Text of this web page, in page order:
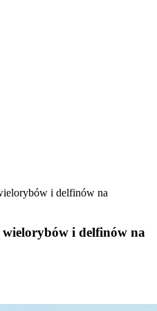
i delfinów na
wielorybów i delfinów na